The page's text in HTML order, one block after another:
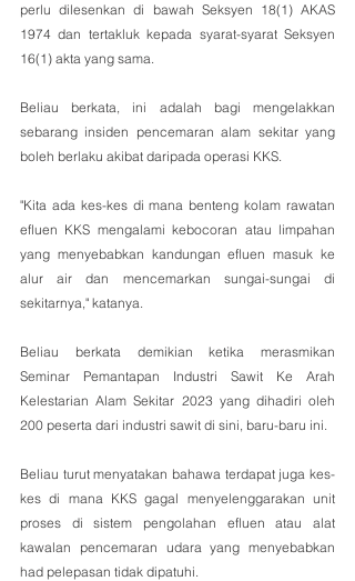
perlu dilesenkan di bawah Seksyen 18(1) AKAS
1974 dan tertakluk kepada syarat-syarat Seksyen
16(1) akta yang sama.
Beliau berkata, ini adalah bagi mengelakkan
sebarang insiden pencemaran alam sekitar yang
boleh berlaku akibat daripada operasi KKS.
"Kita ada kes-kes di mana benteng kolam rawatan
efluen KKS mengalami kebocoran atau limpahan
yang menyebabkan kandungan efluen masuk ke
alur air dan mencemarkan sungai-sungai di
sekitarnya," katanya.
Beliau berkata demikian ketika merasmikan
Seminar Pemantapan Industri Sawit Ke Arah
Kelestarian Alam Sekitar 2023 yang dihadiri oleh
200 peserta dari industri sawit di sini, baru-baru ini.
Beliau turut menyatakan bahawa terdapat juga kes-
kes di mana KKS gagal menyelenggarakan unit
proses di sistem pengolahan efluen atau alat
kawalan pencemaran udara yang menyebabkan
had pelepasan tidak dipatuhi.